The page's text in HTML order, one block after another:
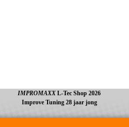
IMPROMAXX L-Tec Shop 2026
Improve Tuning 28 jaar jong